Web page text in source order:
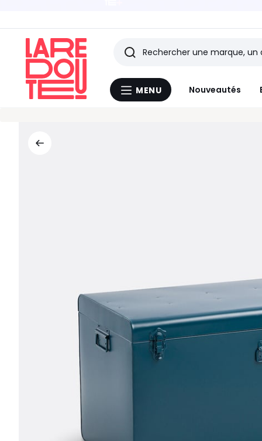
Menu
MENU Nouveautés
Rechercher
Les
derniers